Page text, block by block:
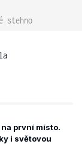
stehno
první místo.
i světovou